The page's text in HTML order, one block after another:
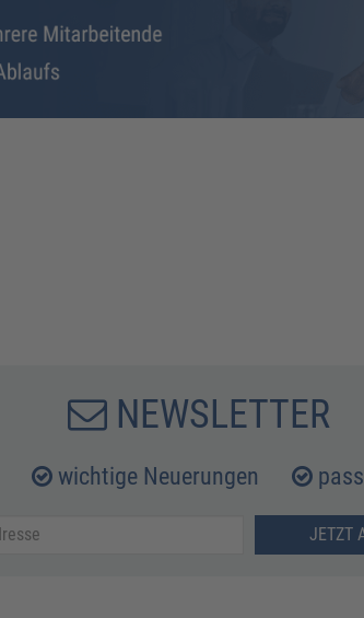
NEWSLETTER
wichtige Neuerungen
JETZT